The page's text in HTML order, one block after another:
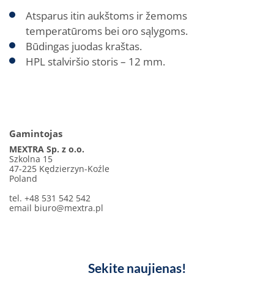
Atsparus itin aukštoms ir žemoms
temperatūroms bei oro sąlygoms.
Būdingas juodas kraštas.
HPL stalviršio storis – 12 mm.
Gamintojas
MEXTRA Sp. z o.o.
Szkolna 15
47-225 Kędzierzyn-Koźle
Poland
tel. +48 531 542 542
email biuro@mextra.pl
Sekite naujienas!